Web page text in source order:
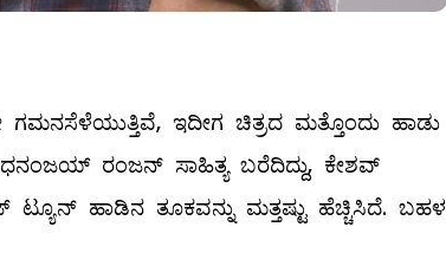
ಇದೀಗ ಚಿತ್ರದ ಮತ್ತೊಂದು ಹಾಡು
ರಂಜನ್ ಸಾಹಿತ್ಯ ಬರೆದಿದ್ದು, ಕೇಶವ್
ಟ್ಯೂನ್ ಹಾಡಿನ ತೂಕವನ್ನು ಮತ್ತಷ್ಟು ಹೆಚ್ಚಿಸಿದೆ. ಬಹಳ